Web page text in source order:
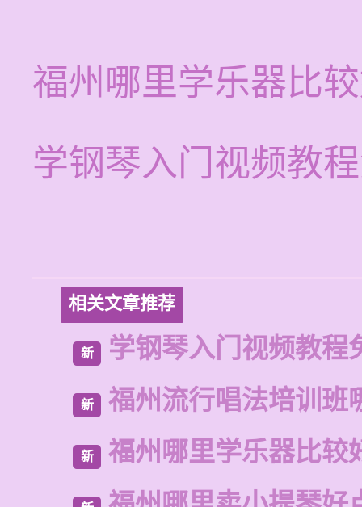
福州哪里学乐器比
学钢琴入门视频教
相关文章推荐
新 学钢琴入门视频教程
新 福州流行唱法培训班
新 福州哪里学乐器比较